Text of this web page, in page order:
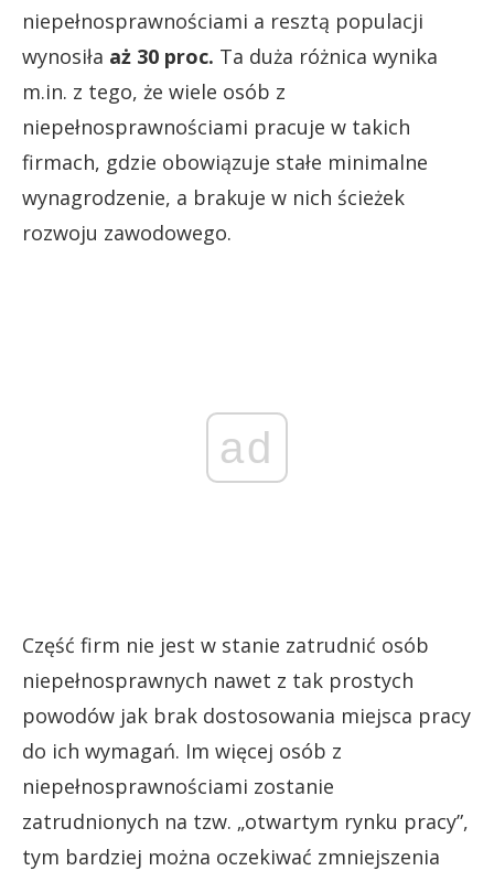
niepełnosprawnościami a resztą populacji
wynosiła aż 30 proc. Ta duża różnica wynika
m.in. z tego, że wiele osób z
niepełnosprawnościami pracuje w takich
firmach, gdzie obowiązuje stałe minimalne
wynagrodzenie, a brakuje w nich ścieżek
rozwoju zawodowego.
ad
Część firm nie jest w stanie zatrudnić osób
niepełnosprawnych nawet z tak prostych
powodów jak brak dostosowania miejsca pracy
do ich wymagań. Im więcej osób z
niepełnosprawnościami zostanie
zatrudnionych na tzw. „otwartym rynku pracy”,
tym bardziej można oczekiwać zmniejszenia